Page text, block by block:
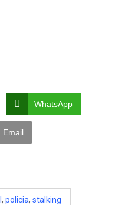
WhatsApp
Email
, policia, stalking